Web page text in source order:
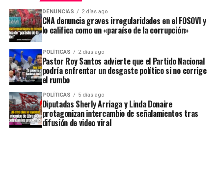
DENUNCIAS 2 días ago
CNA denuncia graves irregularidades en el FOSOVI y
lo califica como un «paraíso de la corrupción»
POLÍTICAS 2 días ago
Pastor Roy Santos advierte que el Partido Nacional
podría enfrentar un desgaste político si no corrige
el rumbo
POLÍTICAS 5 días ago
Diputadas Sherly Arriaga y Linda Donaire
protagonizan intercambio de señalamientos tras
difusión de video viral